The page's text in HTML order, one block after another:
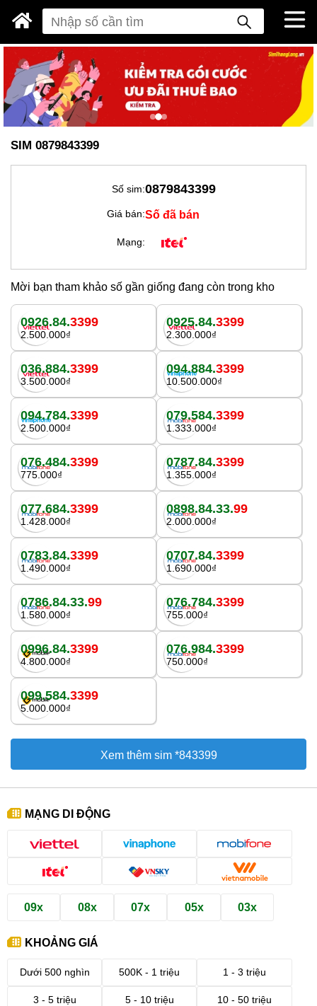
SIM 0879843399
Số sim:0879843399
Giá bán:Số đã bán
Mạng:
Mời bạn tham khảo số gần giống đang còn trong kho
0926.84.3399
2.500.000₫
0925.84.3399
2.300.000₫
036.884.3399
3.500.000₫
094.884.3399
10.500.000₫
094.784.3399
2.500.000₫
079.584.3399
1.333.000₫
076.484.3399
775.000₫
0787.84.3399
1.355.000₫
077.684.3399
1.428.000₫
0898.84.33.99
2.000.000₫
0783.84.3399
1.490.000₫
0707.84.3399
1.690.000₫
0786.84.33.99
1.580.000₫
076.784.3399
755.000₫
0996.84.3399
4.800.000₫
076.984.3399
750.000₫
099.584.3399
5.000.000₫
Xem thêm sim *843399
MẠNG DI ĐỘNG
09x 08x 07x 05x 03x
KHOẢNG GIÁ
Dưới 500 nghìn 500K - 1 triệu 1 - 3 triệu
3 - 5 triệu 5 - 10 triệu 10 - 50 triệu